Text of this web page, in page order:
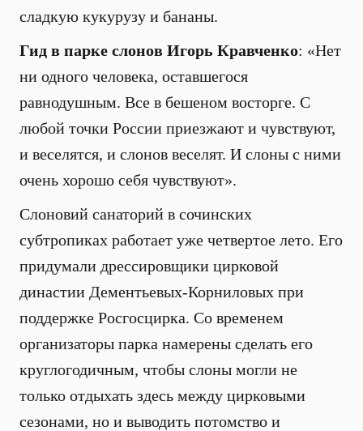
сладкую кукурузу и бананы.
Гид в парке слонов Игорь Кравченко: «Нет
ни одного человека, оставшегося
равнодушным. Все в бешеном восторге. С
любой точки России приезжают и чувствуют,
и веселятся, и слонов веселят. И слоны с ними
очень хорошо себя чувствуют».
Слоновий санаторий в сочинских
субтропиках работает уже четвертое лето. Его
придумали дрессировщики цирковой
династии Дементьевых-Корниловых при
поддержке Росгосцирка. Со временем
организаторы парка намерены сделать его
круглогодичным, чтобы слоны могли не
только отдыхать здесь между цирковыми
сезонами, но и выводить потомство и